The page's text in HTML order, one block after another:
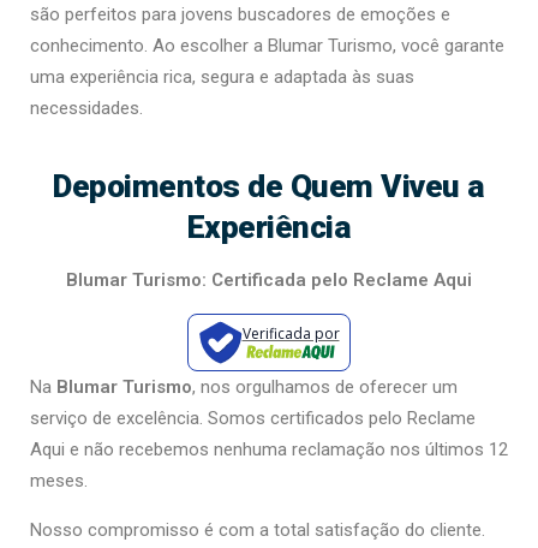
são perfeitos para jovens buscadores de emoções e
conhecimento. Ao escolher a Blumar Turismo, você garante
uma experiência rica, segura e adaptada às suas
necessidades.
Depoimentos de Quem Viveu a
Experiência
Blumar Turismo: Certificada pelo Reclame Aqui
Verificada por
Na Blumar Turismo, nos orgulhamos de oferecer um
serviço de excelência. Somos certificados pelo Reclame
Aqui e não recebemos nenhuma reclamação nos últimos 12
meses.
Nosso compromisso é com a total satisfação do cliente.